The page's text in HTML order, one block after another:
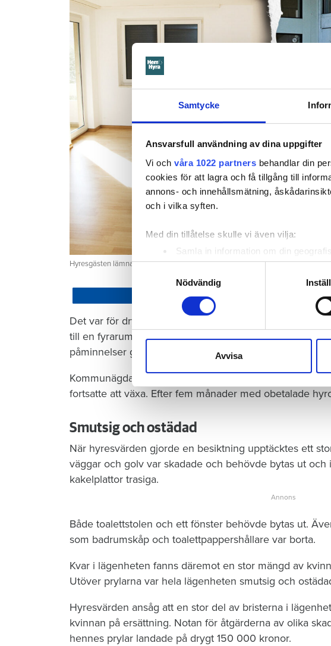
Samtycke
Ansvarsfull användning av dina uppgifter
Vi och våra 1022 partners behandlar din
cookies för att lagra och få tillgång till
annons- och innehållsmätning,
och i vilka syften.
Med din tillåtelse skulle vi även vilja:
Samla in information om din
Identifiera din enhet genom att
Ta reda på mer om hur dina personliga
eller dra tillbaka ditt samtycke när som helst
sociala medier och analysera vår trafik. Vi
till de sociala medier och annons- och
Samtyckesval
Nödvändig
Avvisa
Hyresgästen lämnade lägenheten trasig och ostädad. Nu har Eksjö tingsrätt
Det var för drygt två år sedan som kvinnan i 30-
till en fyrarummare i Eksjö. Flera månader gick utan att
påminnelser gav ingen effekt.
Kommunägda Eksjöbostäder vände sig till inkasso för
fortsatte att växa. Efter fem månader med obetalade
Smutsig och ostädad
När hyresvärden gjorde en besiktning upptäcktes ett
väggar och golv var skadade och behövde bytas ut
kakelplattor trasiga.
Både toalettstolen och ett fönster behövde bytas ut.
som badrumskåp och toalettpappershållare var borta.
Kvar i lägenheten fanns däremot en stor mängd av
Utöver prylarna var hela lägenheten smutsig och
Hyresvärden ansåg att en stor del av bristerna i
kvinnan på ersättning. Notan för åtgärderna av olika
hennes prylar landade på drygt 150 000 kronor.